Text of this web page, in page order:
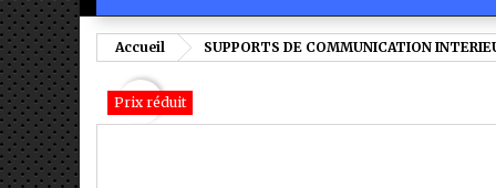
Accueil SUPPORTS DE COMMUNICATION
favorite_border
Prix réduit